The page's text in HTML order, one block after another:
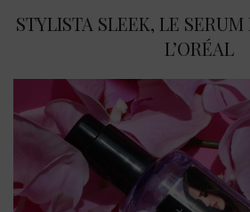
STYLISTA SLEEK, LE SERUM
L’ORÉAL